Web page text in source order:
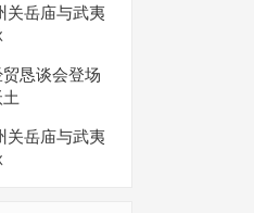
关岳庙与武夷
恳谈会登场
关岳庙与武夷